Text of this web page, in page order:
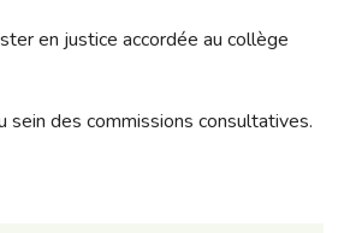
en justice accordée au collège
sein des commissions consultatives.